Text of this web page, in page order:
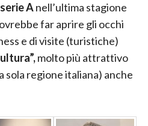
serie Anell’ultima stagione
far aprire gli occhi
e di visite (turistiche)
molto più attrattivo
sola regione italiana) anche